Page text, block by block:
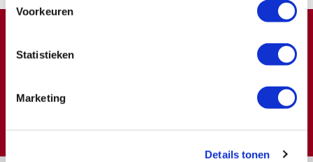
Voorkeuren
Statistieken
Marketing
Details tonen
Meer weten over wat we met uw extra gift doen?